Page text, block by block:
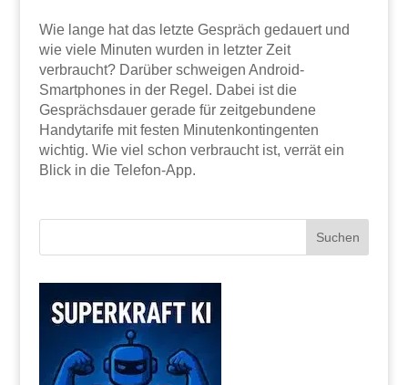
Wie lange hat das letzte Gespräch gedauert und
wie viele Minuten wurden in letzter Zeit
verbraucht? Darüber schweigen Android-
Smartphones in der Regel. Dabei ist die
Gesprächsdauer gerade für zeitgebundene
Handytarife mit festen Minutenkontingenten
wichtig. Wie viel schon verbraucht ist, verrät ein
Blick in die Telefon-App.